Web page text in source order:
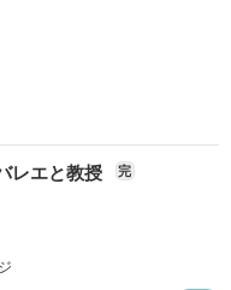
レエと教授 完